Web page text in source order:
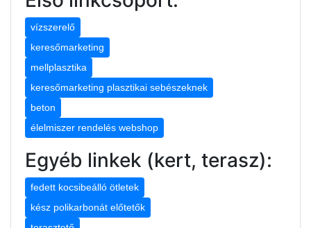
vízszerelő
keresőmarketing
mellplasztika
keresőmarketing plasztikai sebészeknek
beton
élelmiszer rendelés webshop
Egyéb linkek (kert, terasz):
fedett kocsibeálló ötletek
kész polikarbonát előtetők